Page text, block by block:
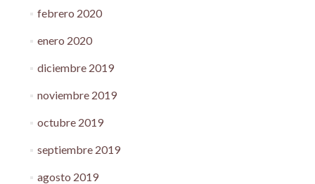
febrero 2020
enero 2020
diciembre 2019
noviembre 2019
octubre 2019
septiembre 2019
agosto 2019